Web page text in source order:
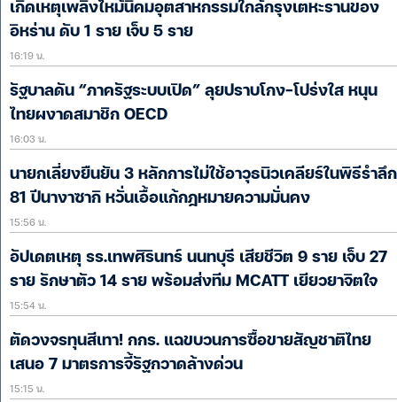
เกิดเหตุเพลิงไหม้นิคมอุตสาหกรรมใกล้กรุงเตหะรานของ
อิหร่าน ดับ 1 ราย เจ็บ 5 ราย
16:19 น.
รัฐบาลดัน “ภาครัฐระบบเปิด” ลุยปราบโกง-โปร่งใส หนุน
ไทยผงาดสมาชิก OECD
16:03 น.
นายกเลี่ยงยืนยัน 3 หลักการไม่ใช้อาวุธนิวเคลียร์ในพิธีรำลึก
81 ปีนางาซากิ หวั่นเอื้อแก้กฎหมายความมั่นคง
15:56 น.
อัปเดตเหตุ รร.เทพศิรินทร์ นนทบุรี เสียชีวิต 9 ราย เจ็บ 27
ราย รักษาตัว 14 ราย พร้อมส่งทีม MCATT เยียวยาจิตใจ
15:54 น.
ตัดวงจรทุนสีเทา! กกร. แฉขบวนการซื้อขายสัญชาติไทย
เสนอ 7 มาตรการจี้รัฐกวาดล้างด่วน
15:15 น.